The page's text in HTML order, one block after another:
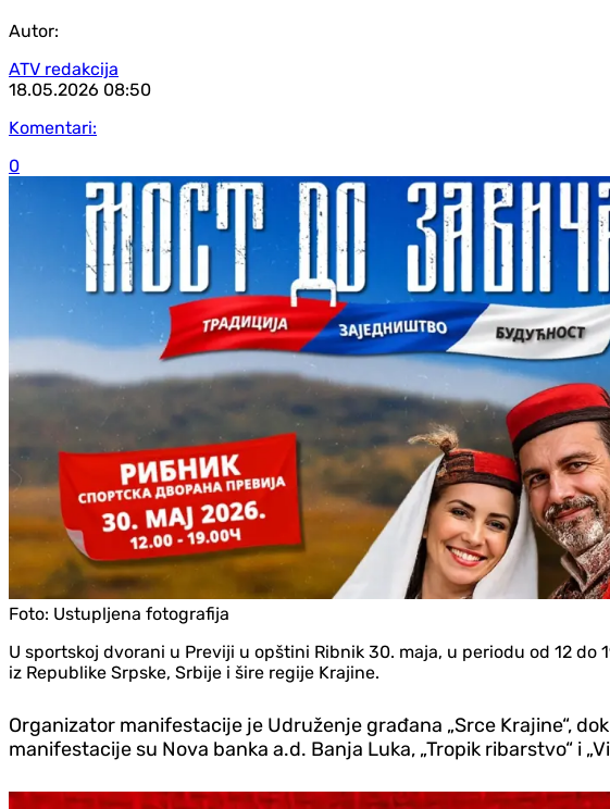
Autor:
ATV redakcija
18.05.2026 08:50
Komentari:
0
Foto: Ustupljena fotografija
U sportskoj dvorani u Previji u opštini Ribnik 30. maja, u periodu od 12
iz Republike Srpske, Srbije i šire regije Krajine.
Organizator manifestacije je Udruženje građana „Srce Krajine“,
manifestacije su Nova banka a.d. Banja Luka, „Tropik ribarstvo“ i